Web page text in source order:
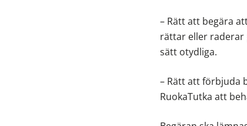
– Rätt att begära
rättar eller raderar
sätt otydliga.
– Rätt att förbjuda
RuokaTutka att